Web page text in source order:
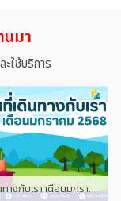
มา
ะใช้บริการ
ลูกค้าที่เดินทางกับเรา เดือนมกราคม 2568